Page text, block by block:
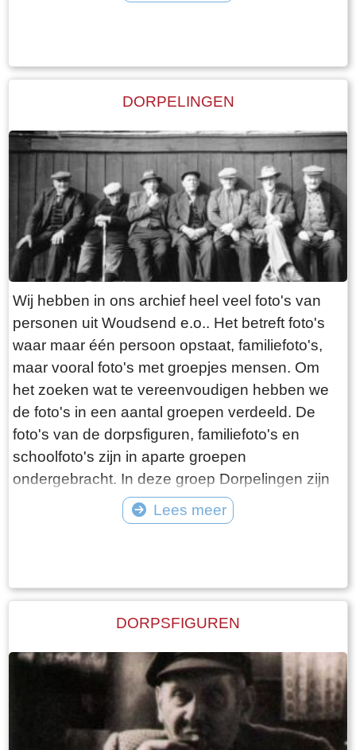
DORPELINGEN
Wij hebben in ons archief heel veel foto's van
personen uit Woudsend e.o.. Het betreft foto's
waar maar één persoon opstaat, familiefoto's,
maar vooral foto's met groepjes mensen. Om
het zoeken wat te vereenvoudigen hebben we
de foto's in een aantal groepen verdeeld. De
foto's van de dorpsfiguren, familiefoto's en
schoolfoto's zijn in aparte groepen
ondergebracht. In deze groep Dorpelingen zijn
de overige foto's opgenomen, waaronder twee
speciale groepen, namelijk de lotelingen en de
kan dit beter met de zoekfunctie die in de
daar dan getoond.
Lees meer
DORPSFIGUREN